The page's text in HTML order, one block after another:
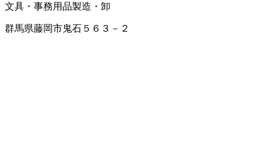
文具・事務用品製造・卸
群馬県藤岡市鬼石５６３－２